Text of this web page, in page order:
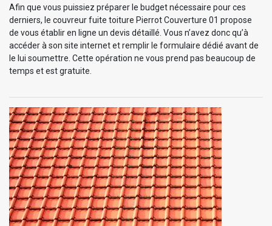
Afin que vous puissiez préparer le budget nécessaire pour ces
derniers, le couvreur fuite toiture Pierrot Couverture 01 propose
de vous établir en ligne un devis détaillé. Vous n’avez donc qu’à
accéder à son site internet et remplir le formulaire dédié avant de
le lui soumettre. Cette opération ne vous prend pas beaucoup de
temps et est gratuite.